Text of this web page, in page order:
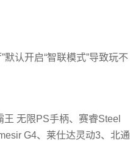
认开启“智联模式”导致玩不
无限PS手柄、赛睿Steel
G4、莱仕达灵动3、北通